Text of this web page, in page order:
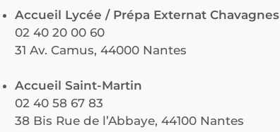
Accueil Lycée / Prépa Externat Chavagnes
02 40 20 00 60
31 Av. Camus, 44000 Nantes
Accueil Saint-Martin
02 40 58 67 83
38 Bis Rue de l’Abbaye, 44100 Nantes